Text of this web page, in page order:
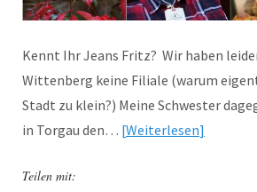
Kennt Ihr Jeans Fritz? Wir haben
Wittenberg keine Filiale (warum
Stadt zu klein?) Meine Schwester
in Torgau den… Weiterlesen
Teilen mit: